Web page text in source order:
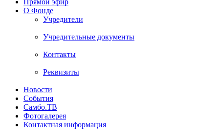
Прямой эфир
О Фонде
Учредители
Учредительные документы
Контакты
Реквизиты
Новости
События
Самбо.ТВ
Фотогалерея
Контактная информация